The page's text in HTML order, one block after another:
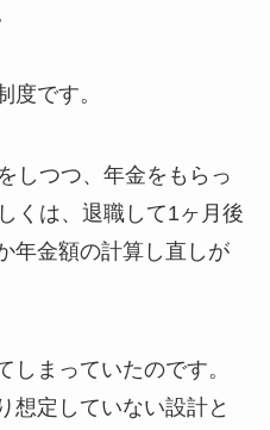
度です。
しつつ、年金をもらっ
くは、退職して1ヶ月後
年金額の計算し直しが
しまっていたのです。
想定していない設計と